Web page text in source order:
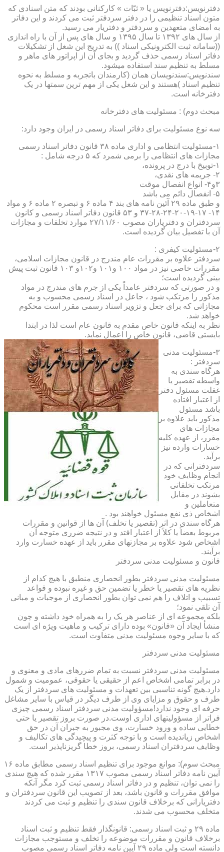
دفترنویس:دفترنویس یا « ثبّات » کارکنانی بودند که متن اسنادی که
متون اسناد تنظیمی را در دفتر سردفتر ثبت می کردند و این دفاتر
به امضای متعهدین و سردفتر و دفتریار می رسید.
از سال های ۱۳۹۲ تا سال ۱۳۹۵ و سال های پس از آن با راه اندازی
((سامانه ثبت الکترونیکی اسناد )) به تدریج این شغل از تشکیلات
دفاتر اسناد رسمی حذف گردید و بجای آن از اپراتور های ماهر و
مسلط به تنظیم سند استفاده میشود.
سندنویس:سندنویسان همان (کارمندان باتجربه و مسلط به نحوه
تنظیم اسناد )هستند و این شغل یکی از مهم ترین سمتها در یک
دفترخانه است.
مبحث دوم) : مسئولیت های دفترخانه
سه نوع مسئولیت برای دفاتر اسناد رسمی در ایران وجود دارد:
۱-مسئولیت انتظامی و اداری ماده ۳۸ قانون دفاتر اسناد رسمی
مجازات های انتظامی را برمی شمرد که ۵ درجه شامل :
۱-توبیخ با درج در پرونده،
۲- جریمه های نقدی،
۳و۴- انواع انفصال موقت
۵- انفصال دائم می باشد
و طبق ماده ۲۹ آئین نامه های بند ۴ ماده ۶ و تبصره ۲ ماده ۶ و مواد
۱۴- ۱۷-۱۹-۲۰-۲۴-۲۸-۳۷ و ۵۳ قانون دفاتر اسناد رسمی و کانون
سردفتران و دفتریاران مصوب ۲۷/۱۱/۶۰ موارد تخلفات و مجازات
آن با تفصیل بیان گردیده است.
۲-مسئولیت کیفری :
سردفتر علاوه بر مقررات عام مندرج در قانون مجازات اسلامی،
مقررات خاصی نیز در مواد ۱۰۰ و۱۰۱ و۱۰۲و ۱۰۳ قانون ثبت پیش
بینی گردیده است؛
و در صورتی که سردفتر عامداً یکی از جرم های مندرج در مواد
مذکور را مرتکب شود ، جاعل در اسناد رسمی محسوب و به
مجازاتی که برای جعل و تزویر اسناد رسمی مقرر است محکوم
خواهد شد.
نظر به اینکه قانون خاص مقدم به قانون عام است لذا در ابتدا
بایستی قاضی، قانون خاص را اعمال نماید.
۳-مسئولیت مدنی
سردفتر :
هرگاه سندی به
واسطه تقصیر یا
غفلت مسئول دفتر
از اعتبار افتاده
باشد مسئول
مذکور باید علاوه بر
مجازات های
مقرر، از عهده کلیه
خسارات وارده نیز
برآید.
سردفترانی که در
انجام وظایف خود
مرتکب تخلفاتی
بشوند در مقابل
متعاملین و
اشخاص ذی نفع مسئول خواهند بود .
هرگاه سندی در اثر (تقصیر یا تخلف) آن ها از قوانین و مقررات
مربوط بعضاً یا کلاً از اعتبار افتد و در نتیجه ضرری متوجه آن
اشخاص شود علاوه بر مجازتهای مقرر باید از عهده خسارت وارد
برآیند.
قانون و مسئولیت مدنی سردفتر
مسئولیت مدنی سردفتر بطور انحصاری منطبق با هیچ کدام از
نظریه های تقصیر یا خطر یا تضمین حق و غیره نبوده و قواعد
تسبیب و اتلاف را هم نمی توان بطور انحصاری از موجبات و مبانی
آن تلقی نمود؛
بلکه مجموعه ای از عناصر هر یک را به همراه خود داشته و چون
منشأ ایجاد آن «قانون» بوده دارای ترکیب و ماهیت ویژه ای است
که با سایر وجوه مسئولیت مدنی متفاوت است.
مسئولیت مدنی سردفتر
مسئولیت مدنی سردفتر نسبت به تمام ضررهای مادی و معنوی و
در برابر تمامی اشخاص اعم از حقیقی یا حقوقی، عمومیت و شمول
دارد.هیچ گونه تناسبی بین تعهدات و مسئولیت های سردفتر از یک
طرف و حقوق و مزایای وی از طرف دیگر در قیاس با سایر مشاغل
حرفه ای وجود ندارد!مسؤولیت مدنی سردفتر اسناد رسمی چیزی
فراتر از مسؤولیتهای اداری اوست.در صورت بروز تقصیر یا حتی
خطایی ساده و ورود خسارت، وی مجبور به جبران آن در حق
اشخاص زیاندیده است و با توجه کثرت و پیچیدگی های تکالیف و
وظایف سردفتران اسناد رسمی، بروز خطا گریزناپذیر است.
مبحث سوم): موانع موجود برای تنظیم اسناد رسمی مطابق ماده ۱۶
آیین نامه دفاتر اسناد رسمی مصوب ۱۳۱۷ مقرر شده که هیچ سندی
را نمی توان، تنظیم و در دفاتر اسناد رسمی ثبت کرد مگر آنکه
موافق مقررات و قانون باشد، بعد از تصویب این قانون سردفتران و
دفتریارانی که برخلاف قانون سندی را تنظیم و ثبت می کردند
متخلف محسوب می شدند.
ماده ۲۹ و ثبت اسناد رسمی: قانونگذار فقط تنظیم و ثبت اسناد
برخلاف قانون و مقررات موضوعه را تخلف و مستوجب مجازات
دانسته است ولی ماده ۲۹ آیین نامه دفاتر اسناد رسمی مصوب